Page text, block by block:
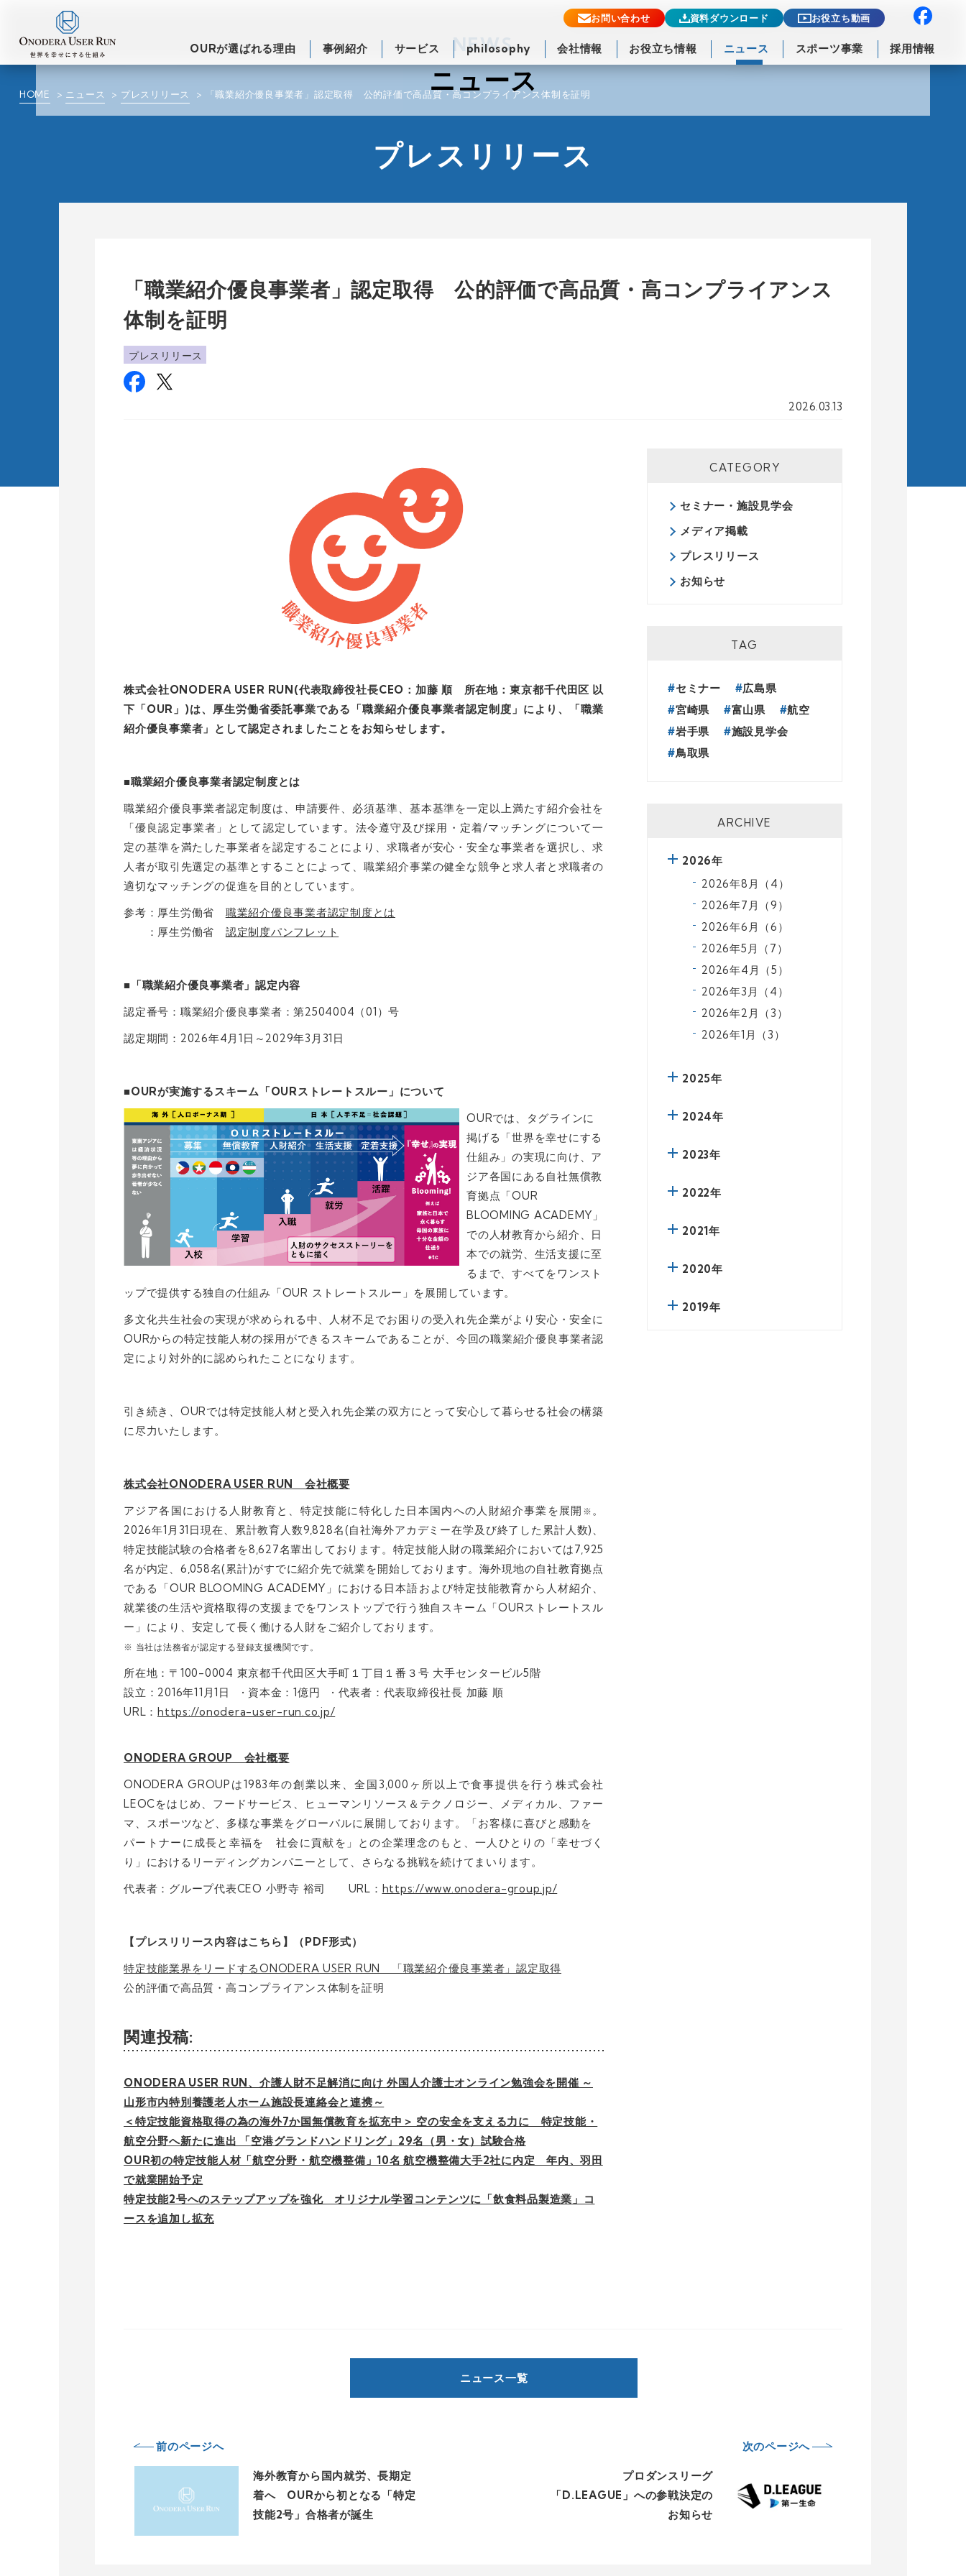
OURが選ばれる理由 事例紹介 サービス philosophy 会社情報 お役立ち情報 ニュース スポーツ事業 採用情報
お問い合わせ 資料ダウンロード お役立ち動画
NEWS
ニュース
HOME ニュース プレスリリース 「職業紹介優良事業者」認定取得 公的評価で高品質・高コンプライアンス体制を証明
プレスリリース
「職業紹介優良事業者」認定取得 公的評価で高品質・高コンプライアンス
体制を証明
プレスリリース
2026.03.13
株式会社ONODERA USER RUN(代表取締役社長CEO：加藤 順 所在地：東京都千代田区 以
下「OUR」)は、厚生労働省委託事業である「職業紹介優良事業者認定制度」により、「職業
紹介優良事業者」として認定されましたことをお知らせします。
■職業紹介優良事業者認定制度とは
職業紹介優良事業者認定制度は、申請要件、必須基準、基本基準を一定以上満たす紹介会社を
「優良認定事業者」として認定しています。法令遵守及び採用・定着/マッチングについて一
定の基準を満たした事業者を認定することにより、求職者が安心・安全な事業者を選択し、求
人者が取引先選定の基準とすることによって、職業紹介事業の健全な競争と求人者と求職者の
適切なマッチングの促進を目的としています。
参考：厚生労働省 職業紹介優良事業者認定制度とは
：厚生労働省 認定制度パンフレット
■「職業紹介優良事業者」認定内容
認定番号：職業紹介優良事業者：第2504004（01）号
認定期間：2026年4月1日～2029年3月31日
■OURが実施するスキーム「OURストレートスルー」について
OURでは、タグラインに
掲げる「世界を幸せにする
仕組み」の実現に向け、ア
ジア各国にある自社無償教
育拠点「OUR
BLOOMING ACADEMY」
での人材教育から紹介、日
本での就労、生活支援に至
るまで、すべてをワンスト
ップで提供する独自の仕組み「OUR ストレートスルー」を展開しています。
多文化共生社会の実現が求められる中、人材不足でお困りの受入れ先企業がより安心・安全に
OURからの特定技能人材の採用ができるスキームであることが、今回の職業紹介優良事業者認
定により対外的に認められたことになります。
引き続き、OURでは特定技能人材と受入れ先企業の双方にとって安心して暮らせる社会の構築
に尽力いたします。
株式会社ONODERA USER RUN 会社概要
アジア各国における人財教育と、特定技能に特化した日本国内への人財紹介事業を展開 ※ 。
2026年1月31日現在、累計教育人数9,828名(自社海外アカデミー在学及び終了した累計人数)、
特定技能試験の合格者を8,627名輩出しております。特定技能人財の職業紹介においては7,925
名が内定、6,058名(累計)がすでに紹介先で就業を開始しております。海外現地の自社教育拠点
である「OUR BLOOMING ACADEMY」における日本語および特定技能教育から人材紹介、
就業後の生活や資格取得の支援までをワンストップで行う独自スキーム「OURストレートスル
ー」により、安定して長く働ける人財をご紹介しております。
※ 当社は法務省が認定する登録支援機関です。
所在地：〒100-0004 東京都千代田区大手町１丁目１番３号 大手センタービル5階
設立：2016年11月1日 • 資本金：1億円 • 代表者：代表取締役社長 加藤 順
URL： https://onodera-user-run.co.jp/
ONODERA GROUP 会社概要
ONODERA GROUPは1983年の創業以来、全国3,000ヶ所以上で食事提供を行う株式会社
LEOCをはじめ、フードサービス、ヒューマンリソース＆テクノロジー、メディカル、ファー
マ、スポーツなど、多様な事業をグローバルに展開しております。「お客様に喜びと感動を
パートナーに成長と幸福を 社会に貢献を」との企業理念のもと、一人ひとりの「幸せづく
り」におけるリーディングカンパニーとして、さらなる挑戦を続けてまいります。
代表者：グループ代表CEO 小野寺 裕司 URL： https://www.onodera-group.jp/
【プレスリリース内容はこちら】（PDF形式）
特定技能業界をリードするONODERA USER RUN 「職業紹介優良事業者」認定取得
公的評価で高品質・高コンプライアンス体制を証明
関連投稿:
ONODERA USER RUN、介護人財不足解消に向け 外国人介護士オンライン勉強会を開催 ～
山形市内特別養護老人ホーム施設長連絡会と連携～
＜特定技能資格取得の為の海外7か国無償教育を拡充中＞ 空の安全を支える力に 特定技能・
航空分野へ新たに進出 「空港グランドハンドリング」29名（男・女）試験合格
OUR初の特定技能人材「航空分野・航空機整備」10名 航空機整備大手2社に内定 年内、羽田
で就業開始予定
特定技能2号へのステップアップを強化 オリジナル学習コンテンツに「飲食料品製造業」コ
ースを追加し拡充
CATEGORY
セミナー・施設見学会
メディア掲載
プレスリリース
お知らせ
TAG
セミナー
広島県
宮崎県
富山県
航空
岩手県
施設見学会
鳥取県
ARCHIVE
2026年
2026年8月（4）
2026年7月（9）
2026年6月（6）
2026年5月（7）
2026年4月（5）
2026年3月（4）
2026年2月（3）
2026年1月（3）
2025年
2024年
2023年
2022年
2021年
2020年
2019年
ニュース一覧
前のページへ
海外教育から国内就労、長期定
着へ OURから初となる「特定
技能2号」合格者が誕生
次のページへ
プロダンスリーグ
「D.LEAGUE」への参戦決定の
お知らせ